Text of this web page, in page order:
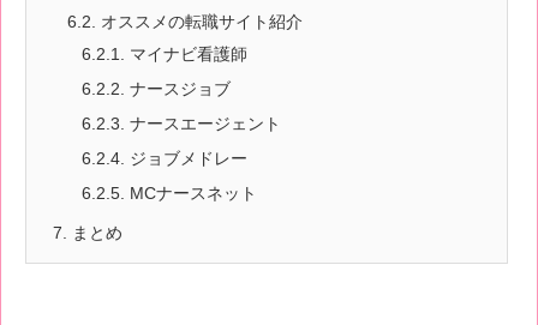
6.2.
オススメの転職サイト紹介
6.2.1.
マイナビ看護師
6.2.2. ナースジョブ
6.2.3. ナースエージェント
6.2.4. ジョブメドレー
6.2.5. MCナースネット
7. まとめ